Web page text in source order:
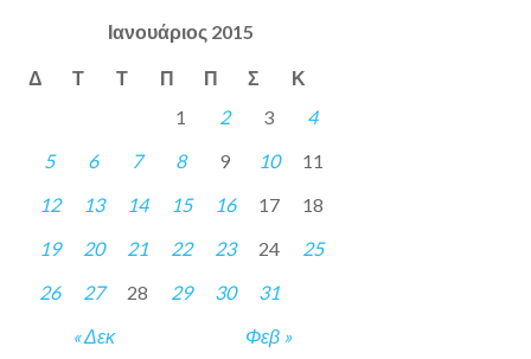
Ιανουάριος 2015
Δ Τ Τ Π Π Σ Κ
« Δεκ Φεβ »
1 2 3
4
5
6 7 8 9 10
11
12
13 14 15 16 17
18
19
20 21 22 23 24
25
26
27 28 29 30 31